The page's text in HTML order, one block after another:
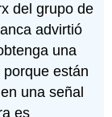
del grupo de
advirtió
una
están
una señal
es